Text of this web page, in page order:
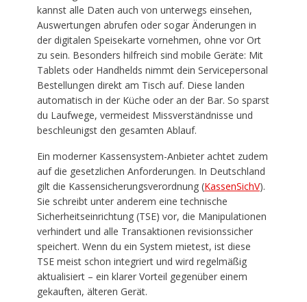
kannst alle Daten auch von unterwegs einsehen,
Auswertungen abrufen oder sogar Änderungen in
der digitalen Speisekarte vornehmen, ohne vor Ort
zu sein. Besonders hilfreich sind mobile Geräte: Mit
Tablets oder Handhelds nimmt dein Servicepersonal
Bestellungen direkt am Tisch auf. Diese landen
automatisch in der Küche oder an der Bar. So sparst
du Laufwege, vermeidest Missverständnisse und
beschleunigst den gesamten Ablauf.
Ein moderner Kassensystem-Anbieter achtet zudem
auf die gesetzlichen Anforderungen. In Deutschland
gilt die Kassensicherungsverordnung (KassenSichV).
Sie schreibt unter anderem eine technische
Sicherheitseinrichtung (TSE) vor, die Manipulationen
verhindert und alle Transaktionen revisionssicher
speichert. Wenn du ein System mietest, ist diese
TSE meist schon integriert und wird regelmäßig
aktualisiert – ein klarer Vorteil gegenüber einem
gekauften, älteren Gerät.